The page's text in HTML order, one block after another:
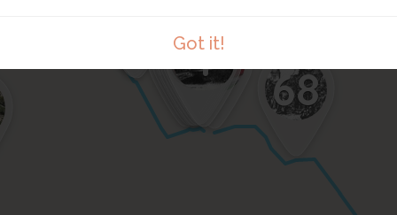
Got it!
69 68
7
6
5
4
3
2
1